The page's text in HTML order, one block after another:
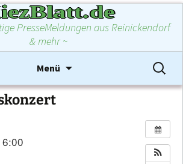
PresseMeldungen aus Reinickendorf
& mehr ~
Menü
springen
Suchen
nach: